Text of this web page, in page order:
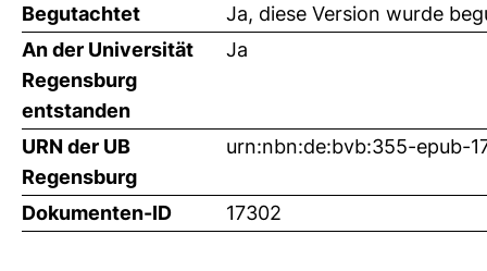
Begutachtet
Ja, diese Version wurde
An der Universität
Regensburg
entstanden
Ja
URN der UB
Regensburg
urn:nbn:de:bvb:355-epub-
Dokumenten-ID 17302